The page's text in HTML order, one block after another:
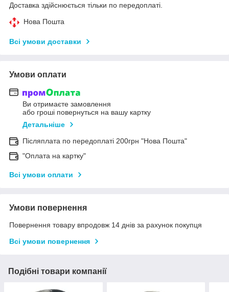
Доставка здійснюється тільки по передоплаті.
Нова Пошта
Всі умови доставки
Умови оплати
Ви отримаєте замовлення
або гроші повернуться на вашу картку
Детальніше
Післяплата по передоплаті 200грн "Нова Пошта"
"Оплата на картку"
Всі умови оплати
Умови повернення
Повернення товару впродовж 14 днів за рахунок покупця
Всі умови повернення
Подібні товари компанії